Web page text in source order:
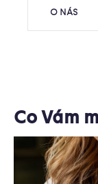
O NÁS
Co Vám